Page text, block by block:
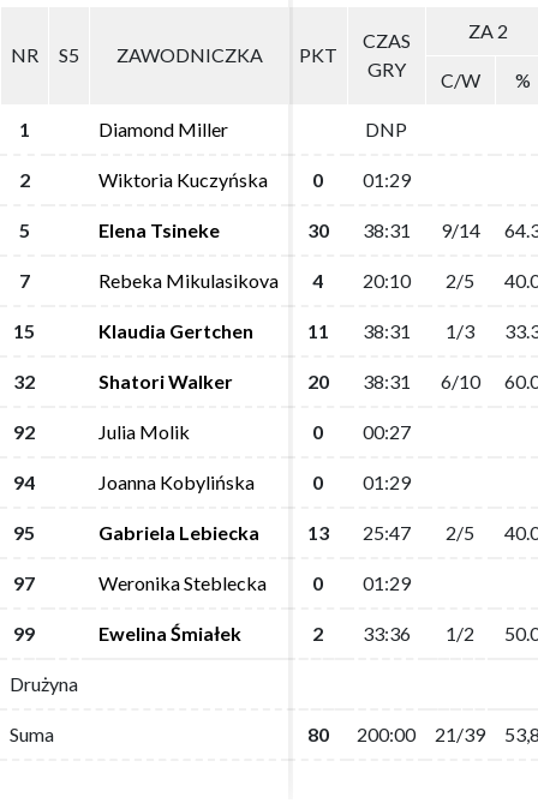
NR S5 ZAWODNICZKA PKT
CZAS
GRY
ZA 2
C/W %
1 Diamond Miller DNP
2 Wiktoria Kuczyńska 0 01:29
5 Elena Tsineke 30 38:31 9/14
7 Rebeka Mikulasikova 4 20:10 2/5
15 Klaudia Gertchen 11 38:31 1/3
32 Shatori Walker 20 38:31 6/10
92 Julia Molik 0 00:27
94 Joanna Kobylińska 0 01:29
95 Gabriela Lebiecka 13 25:47 2/5
97 Weronika Steblecka 0 01:29
99 Ewelina Śmiałek 2 33:36 1/2
Drużyna
Suma 80 200:00 21/39
NR S5 ZAWODNICZKA PKT
CZAS
GRY
ZA 2
C/W %
1 Diamond Miller DNP
2 Wiktoria Kuczyńska 0 01:29
5 Elena Tsineke 30 38:31 9/14
7 Rebeka Mikulasikova 4 20:10 2/5
15 Klaudia Gertchen 11 38:31 1/3
32 Shatori Walker 20 38:31 6/10
92 Julia Molik 0 00:27
94 Joanna Kobylińska 0 01:29
95 Gabriela Lebiecka 13 25:47 2/5
97 Weronika Steblecka 0 01:29
99 Ewelina Śmiałek 2 33:36 1/2
Drużyna
Suma 80 200:00 21/39